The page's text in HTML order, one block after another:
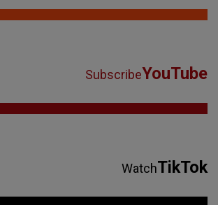
SubscribeYouTube
WatchTikTok